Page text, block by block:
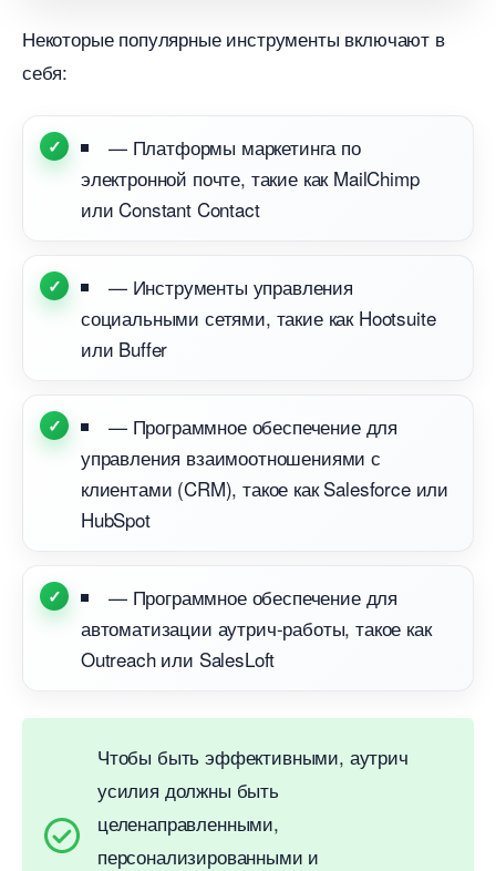
Некоторые популярные инструменты включают
себя:
— Платформы маркетинга по
электронной почте, такие как MailChimp
или Constant Contact
— Инструменты управления
социальными сетями, такие как Hootsuite
или Buffer
— Программное обеспечение для
управления взаимоотношениями с
клиентами (CRM), такое как Salesforce или
HubSpot
— Программное обеспечение для
автоматизации аутрич-работы, такое как
Outreach или SalesLoft
Чтобы быть эффективными, аутрич
усилия должны быть
целенаправленными,
персонализированными и